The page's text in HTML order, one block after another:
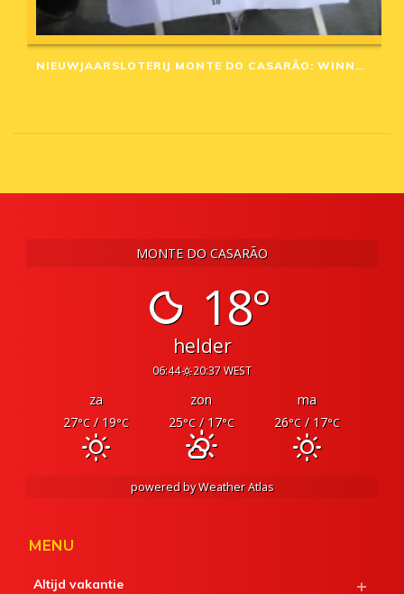
NIEUWJAARSLOTERIJ MONTE DO CASARÃO: WINNAARS VAN 2020
MONTE DO CASARÃO
18°
helder
06:44 20:37 WEST
za zon
ma
27°C/ 19°C 25°C/ 17°C 26°C/ 17°C
powered byWeather Atlas
MENU
Altijd vakantie